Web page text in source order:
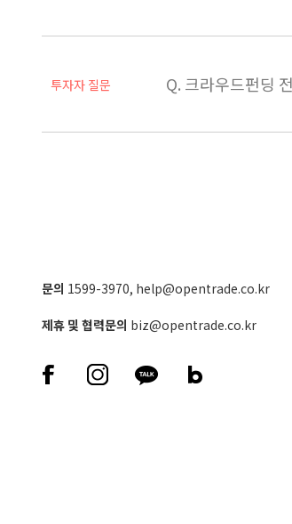
투자자 질문 Q. 크라우드펀딩
문의 1599-3970, help@opentrade.co.kr
제휴 및 협력문의 biz@opentrade.co.kr